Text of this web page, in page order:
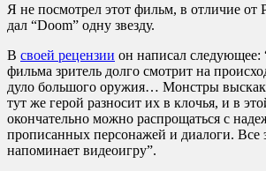
Я не посмотрел этот фильм, в отличие от
дал “Doom” одну звезду.
В своей рецензии он написал следующее:
фильма зритель долго смотрит на
дуло большого оружия… Монстры
тут же герой разносит их в клочья, и в
окончательно можно распрощаться с
прописанных персонажей и диалоги. Все
напоминает видеоигру”.